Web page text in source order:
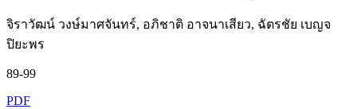
จิราวัฒน์ วงษ์มาศจันทร์, อภิชาติ อาจนาเสียว, ฉัตรชัย เบญจ
ปิยะพร
89-99
PDF